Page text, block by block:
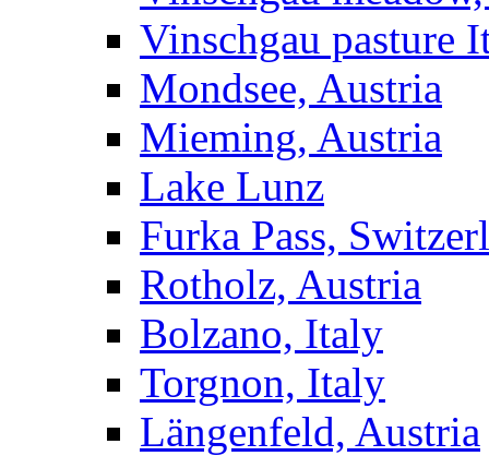
Vinschgau pasture
Mondsee, Austria
Mieming, Austria
Lake Lunz
Furka Pass,
Rotholz, Austria
Bolzano, Italy
Torgnon, Italy
Längenfeld, Austria